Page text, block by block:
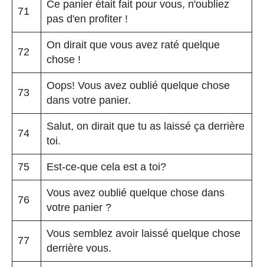
71
Ce panier était fait pour vous, n'oubliez
pas d'en profiter !
72
On dirait que vous avez raté quelque
chose !
73
Oops! Vous avez oublié quelque chose
dans votre panier.
74
Salut, on dirait que tu as laissé ça derrière
toi.
75 Est-ce-que cela est a toi?
76
Vous avez oublié quelque chose dans
votre panier ?
77
Vous semblez avoir laissé quelque chose
derrière vous.